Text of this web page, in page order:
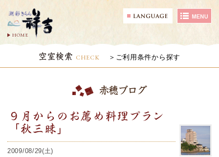
HOME
空室検索 CHECK ご利用条件から探す
赤穂ブログ
９月からのお薦め料理プラン
「秋三昧」
2009/08/29(土)